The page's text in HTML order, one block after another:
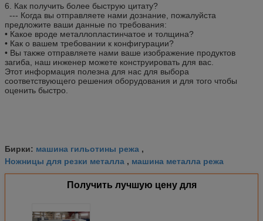
6. Как получить более быструю цитату?
--- Когда вы отправляете нами дознание, пожалуйста
предложите ваши данные по требования:
• Какое вроде металлопластинчатое и толщина?
• Как о вашем требовании к конфигурации?
• Вы также отправляете нами ваше изображение продуктов
загиба, наш инженер можете конструировать для вас.
Этот информация полезна для нас для выбора
соответствующего решения оборудования и для того чтобы
оценить быстро.
Бирки: машина гильотины режа ,
Ножницы для резки металла , машина металла режа
Получить лучшую цену для